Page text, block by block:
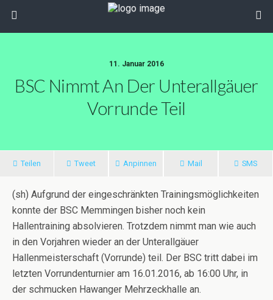
11. Januar 2016
BSC Nimmt An Der Unterallgäuer
Vorrunde Teil
Teilen Tweet Anpinnen Mail SMS
(sh) Aufgrund der eingeschränkten Trainingsmöglichkeiten
konnte der BSC Memmingen bisher noch kein
Hallentraining absolvieren. Trotzdem nimmt man wie auch
in den Vorjahren wieder an der Unterallgäuer
Hallenmeisterschaft (Vorrunde) teil. Der BSC tritt dabei im
letzten Vorrundenturnier am 16.01.2016, ab 16:00 Uhr, in
der schmucken Hawanger Mehrzeckhalle an.